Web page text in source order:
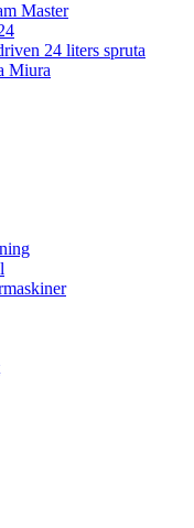
Master
24 liters spruta
Miura